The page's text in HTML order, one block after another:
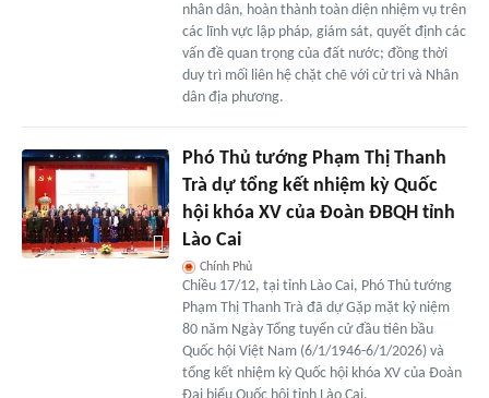
nhân dân, hoàn thành toàn diện nhiệm vụ trên
các lĩnh vực lập pháp, giám sát, quyết định các
vấn đề quan trọng của đất nước; đồng thời
duy trì mối liên hệ chặt chẽ với cử tri và Nhân
dân địa phương.
Phó Thủ tướng Phạm Thị Thanh
Trà dự tổng kết nhiệm kỳ Quốc
hội khóa XV của Đoàn ĐBQH tỉnh
Lào Cai
Chính Phủ
Chiều 17/12, tại tỉnh Lào Cai, Phó Thủ tướng
Phạm Thị Thanh Trà đã dự Gặp mặt kỷ niệm
80 năm Ngày Tổng tuyển cử đầu tiên bầu
Quốc hội Việt Nam (6/1/1946-6/1/2026) và
tổng kết nhiệm kỳ Quốc hội khóa XV của Đoàn
Đại biểu Quốc hội tỉnh Lào Cai.